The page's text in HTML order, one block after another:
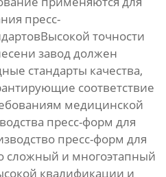
пресс-
Высокой точности
заводдолжен
стандарты качества,
соответствие
медицинской
пресс-форм для
пресс-форм для
сложный и многоэтапный
квалификации и